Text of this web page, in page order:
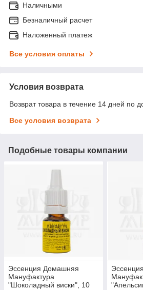
Наличными
Безналичный расчет
Наложенный платеж
Все условия оплаты
Условия возврата
Возврат товара в течение 14 дней по
Все условия возврата
Подобные товары компании
Эссенция Домашняя
Мануфактура
"Шоколадный виски", 10